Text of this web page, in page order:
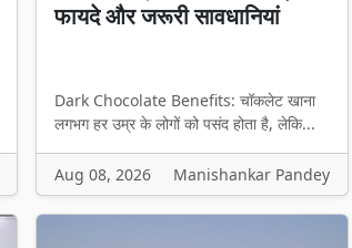
फायदे और जरूरी सावधानियां
Dark Chocolate Benefits: चॉकलेट खाना
लगभग हर उम्र के लोगों को पसंद होता है, लेकि...
Aug 08, 2026 Manishankar Pandey